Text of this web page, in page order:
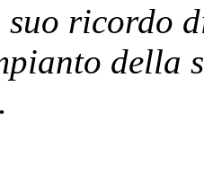
ricordo
della